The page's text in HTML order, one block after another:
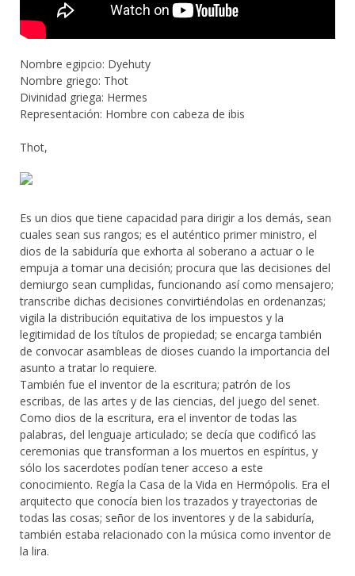
Nombre egipcio: Dyehuty
Nombre griego: Thot
Divinidad griega: Hermes
Representación: Hombre con cabeza de ibis
Thot,
Es un dios que tiene capacidad para dirigir a los demás, sean
cuales sean sus rangos; es el auténtico primer ministro, el
dios de la sabiduría que exhorta al soberano a actuar o le
empuja a tomar una decisión; procura que las decisiones del
demiurgo sean cumplidas, funcionando así como mensajero;
transcribe dichas decisiones convirtiéndolas en ordenanzas;
vigila la distribución equitativa de los impuestos y la
legitimidad de los títulos de propiedad; se encarga también
de convocar asambleas de dioses cuando la importancia del
asunto a tratar lo requiere.
También fue el inventor de la escritura; patrón de los
escribas, de las artes y de las ciencias, del juego del senet.
Como dios de la escritura, era el inventor de todas las
palabras, del lenguaje articulado; se decía que codificó las
ceremonias que transforman a los muertos en espíritus, y
sólo los sacerdotes podían tener acceso a este
conocimiento. Regía la Casa de la Vida en Hermópolis. Era el
arquitecto que conocía bien los trazados y trayectorias de
todas las cosas; señor de los inventores y de la sabiduría,
también estaba relacionado con la música como inventor de
la lira.